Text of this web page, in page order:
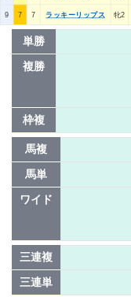
9 7 7 ラッキーリップス 牝2
単勝
複勝
枠複
馬複
馬単
ワイド
三連複
三連単